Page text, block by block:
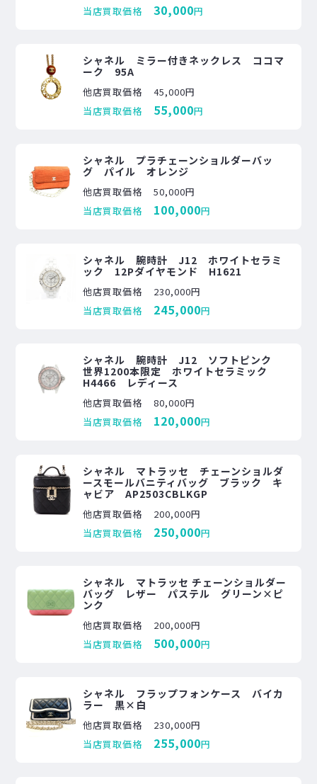
当店買取価格
30,000円
シャネル ミラー付きネックレス ココマ
ーク 95A
他店買取価格
45,000円
当店買取価格
55,000円
シャネル プラチェーンショルダーバッ
グ パイル オレンジ
他店買取価格
50,000円
当店買取価格
100,000円
シャネル 腕時計 J12 ホワイトセラミ
ック 12Pダイヤモンド H1621
他店買取価格
230,000円
当店買取価格
245,000円
シャネル 腕時計 J12 ソフトピンク
世界1200本限定 ホワイトセラミック
H4466 レディース
他店買取価格
80,000円
当店買取価格
120,000円
シャネル マトラッセ チェーンショルダ
ースモールバニティバッグ ブラック キ
ャビア AP2503CBLKGP
他店買取価格
200,000円
当店買取価格
250,000円
シャネル マトラッセ チェーンショルダー
バッグ レザー パステル グリーン×ピ
ンク
他店買取価格
200,000円
当店買取価格
500,000円
シャネル フラップフォンケース バイカ
ラー 黒×白
他店買取価格
230,000円
当店買取価格
255,000円